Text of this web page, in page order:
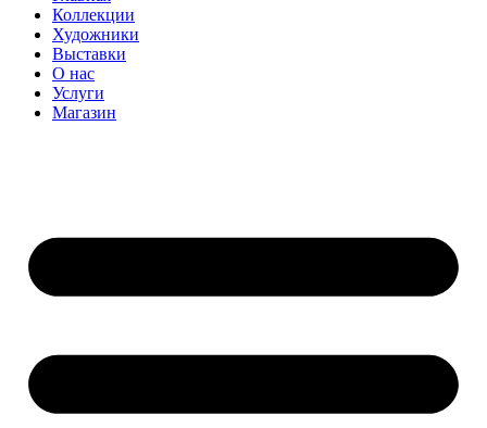
Коллекции
Художники
Выставки
О нас
Услуги
Магазин